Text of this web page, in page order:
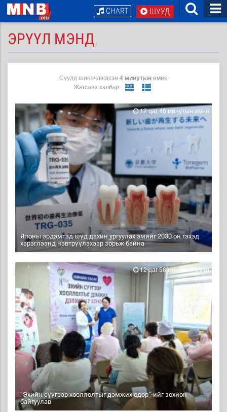
ШУУД
CHART
ЭРҮҮЛ МЭНД
Сүүлд шинэчлэгдсэн 4 минутынөмнө
Жагсаах хэлбэр:
Японы эрдэмтэд шүд дахин ургуулах эмийг 2030 он гэхэд
хэрэглээнд нэвтрүүлэхээр зорьж байна
12 цаг 46 минутын өмнө
“Эхийн сүүгээр хооллолтыг дэмжих өдөр”-ийг зохион
байгуулав
12 цаг 58 минутын өмнө